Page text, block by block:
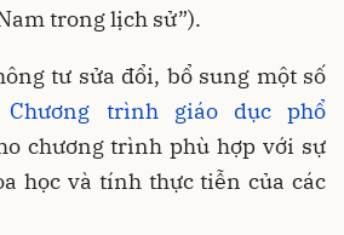
trong lịch sử”).
tư sửa đổi, bổ sung một số
Chương trình giáo dục phổ
chương trình phù hợp với sự
học và tính thực tiễn của các